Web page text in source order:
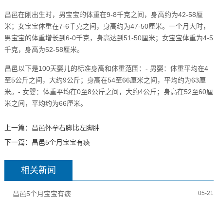
昌邑在刚出生时，男宝宝的体重在9-8千克之间，身高约为42-58厘
米；女宝宝体重在7-6千克之间，身高约为47-50厘米。一个月大时，
男宝宝的体重增长到6-0千克，身高达到51-50厘米；女宝宝体重为4-5
千克，身高为52-58厘米。
昌邑以下是100天婴儿的标准身高和体重范围：- 男婴：体重平均在4
至5公斤之间，大约9公斤；身高在54至66厘米之间，平均约为63厘
米。- 女婴：体重平均在0至8公斤之间，大约4公斤；身高在52至60厘
米之间，平均约为66厘米。
上一篇： 昌邑怀孕右脚比左脚肿
下一篇： 昌邑5个月宝宝有痰
相关新闻
昌邑5个月宝宝有痰 05-21